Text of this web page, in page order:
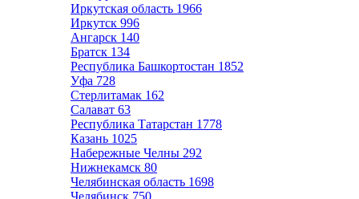
Иркутская область 1966
Иркутск 996
Ангарск 140
Братск 134
Республика Башкортостан 1852
Уфа 728
Стерлитамак 162
Салават 63
Республика Татарстан 1778
Казань 1025
Набережные Челны 292
Нижнекамск 80
Челябинская область 1698
Челябинск 750